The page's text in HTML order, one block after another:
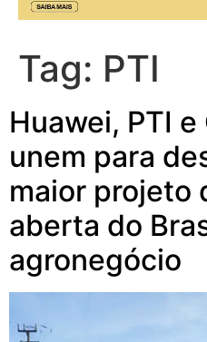
Tag: PTI
Huawei, PTI
unem para
maior projeto
aberta do
agronegócio